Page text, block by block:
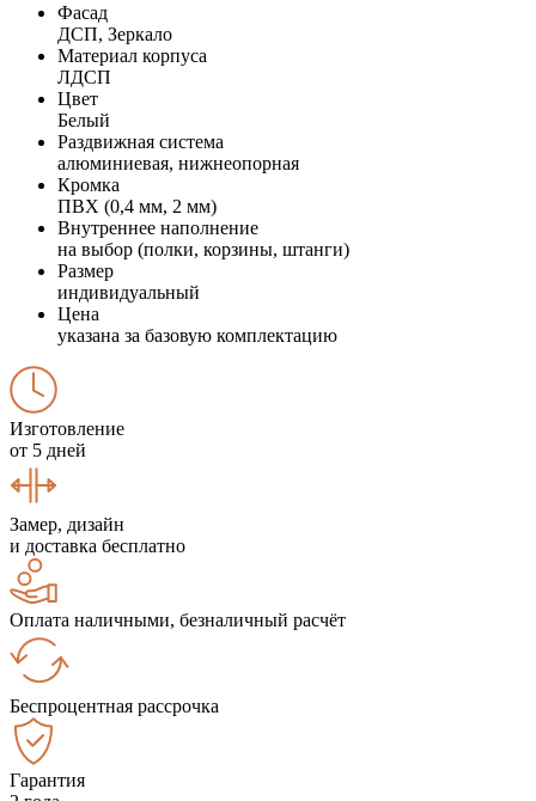
Фасад
ДСП, Зеркало
Материал корпуса
ЛДСП
Цвет
Белый
Раздвижная система
алюминиевая, нижнеопорная
Кромка
ПВХ (0,4 мм, 2 мм)
Внутреннее наполнение
на выбор (полки, корзины, штанги)
Размер
индивидуальный
Цена
указана за базовую комплектацию
Изготовление
от 5 дней
Замер, дизайн
и доставка бесплатно
Оплата наличными, безналичный расчёт
Беспроцентная рассрочка
Гарантия